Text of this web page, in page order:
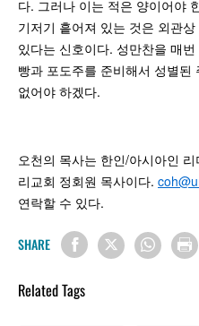
다. 그러나 이는 적은 양이어야
기저기 흩어져 있는 것은 외관
있다는 신호이다. 성만찬을 매
빵과 포도주를 준비해서 성별된
없어야 하겠다.
오천의 목사는 한인/아시아인
리교회 정회원 목사이다.
연락할 수 있다.
SHARE
Related Tags